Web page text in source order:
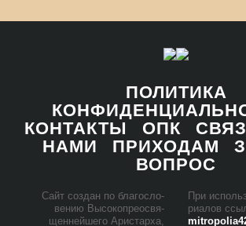
ПОЛИТИКА
КОНТАКТЫ
ОПК
НАМИ
ПРИХОДАМ
ВОПРОС
Сайт со­здан по бла­го­сло­
ве­нию Вы­со­ко­прео­свя­
щен­ней­ше­го Ари­стар­ха,
При
ри­а­лов